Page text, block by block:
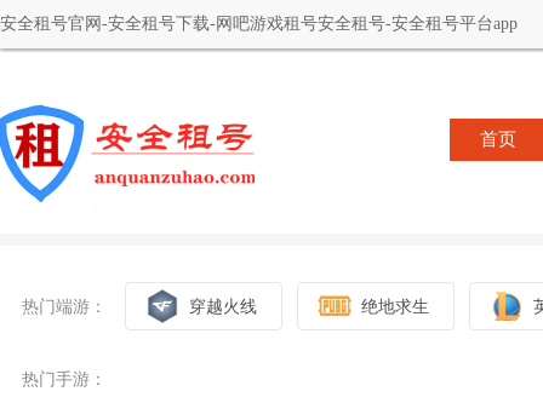
安全租号官网-安全租号下载-网吧游戏租号安全租号-安全租号平台app
首页
热门端游： 穿越火线 绝地求生
热门手游：